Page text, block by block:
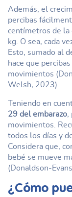
Además, el
percibas
centímetros de la
kg. O sea, cada
Esto, sumado al
hace que
movimientos
Welsh, 2023).
Teniendo en
29 del embarazo,
movimientos.
todos los días y
Considera que,
bebé se mueve
(Donaldson-
¿Cómo